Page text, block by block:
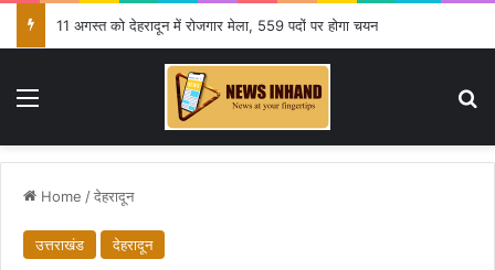
11 अगस्त को देहरादून में रोजगार मेला, 559 पदों पर होगा चयन
Menu
Home /देहरादून
उत्तराखंड देहरादून